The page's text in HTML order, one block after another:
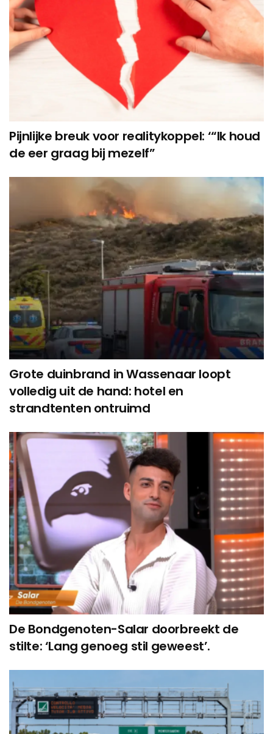
Pijnlijke breuk voor realitykoppel: ‘“Ik houd
de eer graag bij mezelf”
Grote duinbrand in Wassenaar loopt
volledig uit de hand: hotel en
strandtenten ontruimd
De Bondgenoten-Salar doorbreekt de
stilte: ‘Lang genoeg stil geweest’.